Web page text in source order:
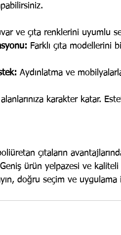
ve çıta renklerini uyumlu
Farklı çıta modellerini
Aydınlatma ve
alanlarınıza karakter katar.
çıtaların
ürün yelpazesi ve kaliteli
doğru seçim ve uygulama